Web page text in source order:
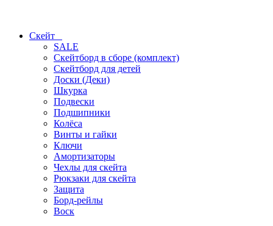
Скейт
SALE
Скейтборд в сборе (комплект)
Скейтборд для детей
Доски (Деки)
Шкурка
Подвески
Подшипники
Колёса
Винты и гайки
Ключи
Амортизаторы
Чехлы для скейта
Рюкзаки для скейта
Защита
Борд-рейлы
Воск